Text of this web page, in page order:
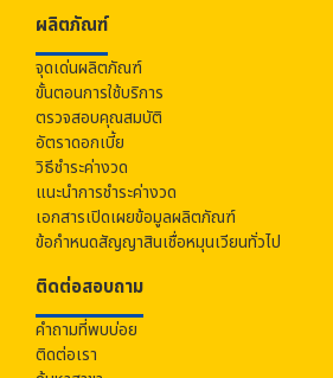
ผลิตภัณฑ์
จุดเด่นผลิตภัณฑ์
ขั้นตอนการใช้บริการ
ตรวจสอบคุณสมบัติ
อัตราดอกเบี้ย
วิธีชำระค่างวด
แนะนำการชำระค่างวด
เอกสารเปิดเผยข้อมูลผลิตภัณฑ์
ข้อกำหนดสัญญาสินเชื่อหมุนเวียนทั่วไป
ติดต่อสอบถาม
คำถามที่พบบ่อย
ติดต่อเรา